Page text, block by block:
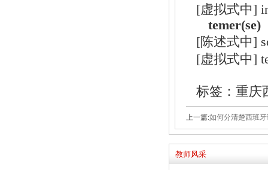
[虚拟式中]
temer(se)
[陈述式中]
[虚拟式中]
标签：重庆
上一篇:如何分清楚西班牙
教师风采